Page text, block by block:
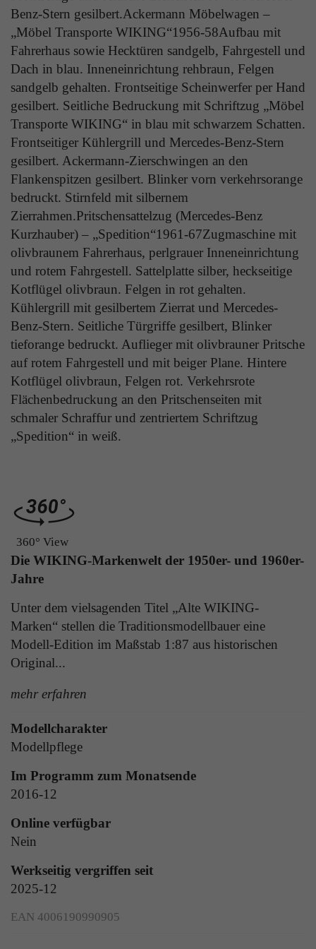
Benz-Stern gesilbert.Ackermann Möbelwagen –
„Möbel Transporte WIKING“1956-58Aufbau mit
Fahrerhaus sowie Hecktüren sandgelb, Fahrgestell und
Dach in blau. Inneneinrichtung rehbraun, Felgen
sandgelb gehalten. Frontseitige Scheinwerfer per Hand
gesilbert. Seitliche Bedruckung mit Schriftzug „Möbel
Transporte WIKING“ in blau mit schwarzem Schatten.
Frontseitiger Kühlergrill und Mercedes-Benz-Stern
gesilbert. Ackermann-Zierschwingen an den
Flankenspitzen gesilbert. Blinker vorn verkehrsorange
bedruckt. Stirnfeld mit silbernem
Zierrahmen.Pritschensattelzug (Mercedes-Benz
Kurzhauber) – „Spedition“1961-67Zugmaschine mit
olivbraunem Fahrerhaus, perlgrauer Inneneinrichtung
und rotem Fahrgestell. Sattelplatte silber, heckseitige
Kotflügel olivbraun. Felgen in rot gehalten.
Kühlergrill mit gesilbertem Zierrat und Mercedes-
Benz-Stern. Seitliche Türgriffe gesilbert, Blinker
tieforange bedruckt. Auflieger mit olivbrauner Pritsche
auf rotem Fahrgestell und mit beiger Plane. Hintere
Kotflügel olivbraun, Felgen rot. Verkehrsrote
Flächenbedruckung an den Pritschenseiten mit
schmaler Schraffur und zentriertem Schriftzug
„Spedition“ in weiß.
360° View
Die WIKING-Markenwelt der 1950er- und 1960er-
Jahre
Unter dem vielsagenden Titel „Alte WIKING-
Marken“ stellen die Traditionsmodellbauer eine
Modell-Edition im Maßstab 1:87 aus historischen
Original...
mehr erfahren
Modellcharakter
Modellpflege
Im Programm zum Monatsende
2016-12
Online verfügbar
Nein
Werkseitig vergriffen seit
2025-12
EAN 4006190990905
die Benutzer-ID als verschlüsselten Wert (sog.
"hash-Wert") zum entsprechenden
Datenbankeintrag des Nutzers.
Name PHPSESSID
Anbieter TYPO3
Laufzeit Ende der Sitzung
PHPs Standard Sitzungs Identifikation (nur für
Administratoren relevant).
Name be_typo_user
Anbieter TYPO3
Ende der Sitzung
Zweck
Dieser Cookie teilt der Webseite mit, ob ein
Besucher im Typo3-Backend angemeldet ist und
die Rechte besitzt diese zu verwalten.
Laufzeit
Zweck
für Cookies auf der aktuellen Domäne.
Laufzeit 1 Tag
Zweck Aktiviert die Anzeige von Bannern
Name _ga
Anbieter Google Analytics
Laufzeit
Zweck
Enthält eine zufallsgenerierte User-ID. Anhand
dieser ID kann Google Analytics
wiederkehrende User auf dieser Website
wiedererkennen und die Daten von früheren
Besuchen zusammenführen.
Name _gid
Anbieter Google Analytics
Laufzeit 24 Stunden
Zweck
Enthält eine zufallsgenerierte User-ID. Anhand
dieser ID kann Google Analytics
wiederkehrende User auf dieser Website
Name
Laufzeit
Bestimmte Daten werden nur maximal einmal
pro Minute an Google Analytics gesendet.
Solange es gesetzt ist, werden bestimmte